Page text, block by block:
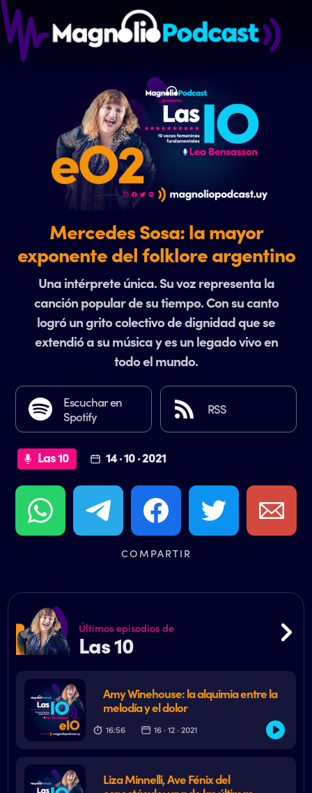
Mercedes Sosa: la mayor
exponente del folklore argentino
Una intérprete única. Su voz representa la
canción popular de su tiempo. Con su canto
logró un grito colectivo de dignidad que se
extendió a su música y es un legado vivo en
todo el mundo.
Escuchar en
Spotify
RSS
Las 10 14 · 10 · 2021
COMPARTIR
Últimos episodios de
Las 10
Amy Winehouse: la alquimia entre la
melodía y el dolor
16:56 16 · 12 · 2021
Liza Minnelli, Ave Fénix del